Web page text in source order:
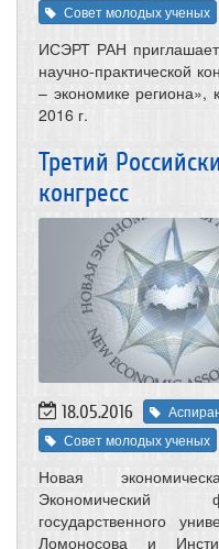
Совет молодых ученых
ИСЭРТ РАН приглашает
научно-практической
– экономике региона»,
2016 г.
Третий
конгресс
18.05.2016
Совет молодых ученых
Новая
Экономический
государственного
Ломоносова и